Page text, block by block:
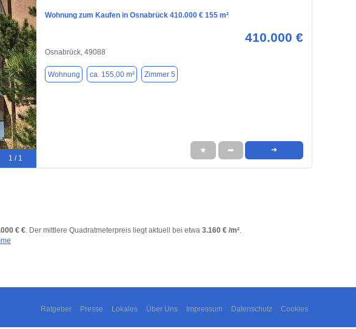
1 / 1
Wohnung zum Kaufen in Osnabrück 410.000 € 155 m²
410.000 €
Osnabrück, 49088
Wohnung ca. 155,00 m² Zimmer 5
★ ➦ ➜
€ €. Der mittlere Quadratmeterpreis liegt aktuell bei etwa 3.160 € /m².
Ratgeber Presse Lokales Über Uns Impressum Datenschutz Cookies